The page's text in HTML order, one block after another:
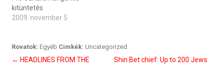
kitüntetés
2009. november 5
Rovatok: Egyéb Cimkék: Uncategorized
Bejegyzés
← HEADLINES FROM THE
Shin Bet chief: Up to 200 Jews